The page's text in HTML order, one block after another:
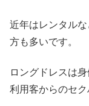
近年はレンタル
方も多いです。
ロングドレスは
利用客からのセク